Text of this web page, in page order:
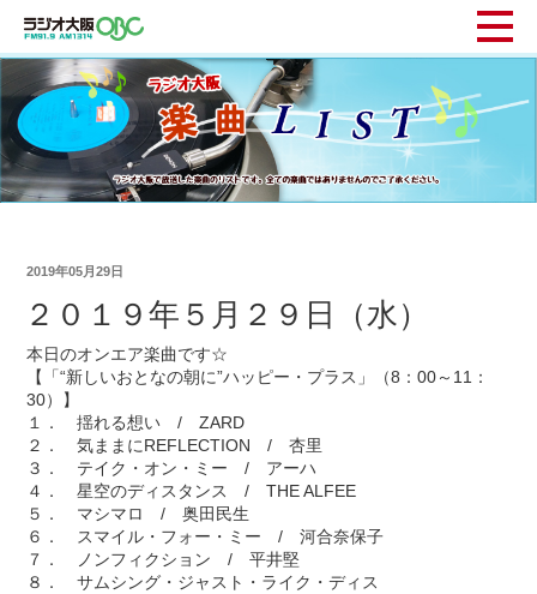
2019年05月29日
２０１９年５月２９日（水）
本日のオンエア楽曲です☆
【「“新しいおとなの朝に”ハッピー・プラス」（8：00～11：
30）】
１． 揺れる想い / ZARD
２． 気ままにREFLECTION / 杏里
３． テイク・オン・ミー / アーハ
４． 星空のディスタンス / THE ALFEE
５． マシマロ / 奥田民生
６． スマイル・フォー・ミー / 河合奈保子
７． ノンフィクション / 平井堅
８． サムシング・ジャスト・ライク・ディス